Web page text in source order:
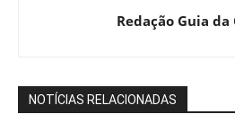
Redação Guia da
NOTÍCIAS RELACIONADAS